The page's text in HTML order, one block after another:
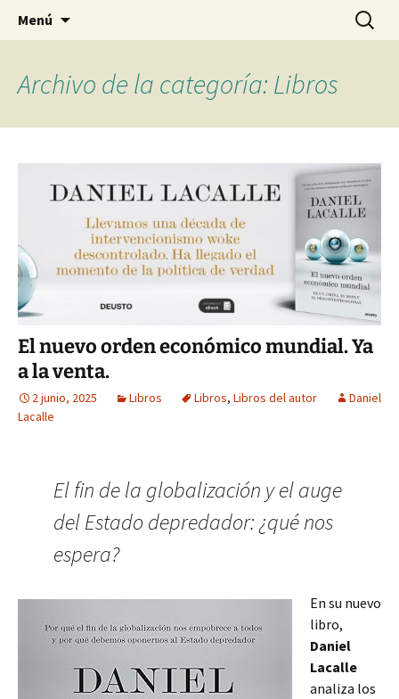
dlacalle.com
Blog de Daniel Lacalle
Menú Buscar:
Archivo de la categoría: Libros
El nuevo orden económico mundial. Ya
a la venta.
2 junio, 2025 Libros Libros, Libros del autor
Daniel
Lacalle
El fin de la globalización y el auge
del Estado depredador: ¿qué nos
espera?
En su nuevo
libro,
Daniel
Lacalle
analiza los